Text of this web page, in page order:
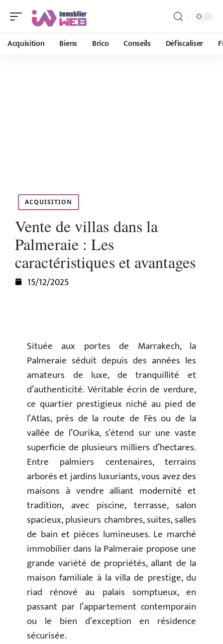
Acquisition Biens Brico Conseils Défiscaliser
ACQUISITION
Vente de villas dans la
Palmeraie : Les
caractéristiques et avantages
15/12/2025
Située aux portes de Marrakech, la
Palmeraie séduit depuis des années les
amateurs de luxe, de tranquillité et
d’authenticité. Véritable écrin de verdure,
ce quartier prestigieux niché au pied de
l’Atlas, près de la route de Fès ou de la
vallée de l’Ourika, s’étend sur une vaste
superficie de plusieurs milliers d’hectares.
Entre palmiers centenaires, terrains
arborés et jardins luxuriants, vous avez des
maisons à vendre alliant modernité et
tradition, avec piscine, terrasse, salon
spacieux, plusieurs chambres, suites, salles
de bain et pièces lumineuses. Le marché
immobilier dans la Palmeraie propose une
grande variété de propriétés, allant de la
maison familiale à la villa de prestige, du
riad rénové au palais somptueux, en
passant par l’appartement contemporain
ou le bien d’exception en résidence
sécurisée.